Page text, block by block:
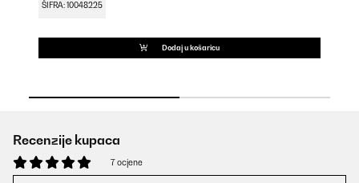
ŠIFRA: 10048225
Dodaj u košaricu
Recenzije kupaca
7 ocjene